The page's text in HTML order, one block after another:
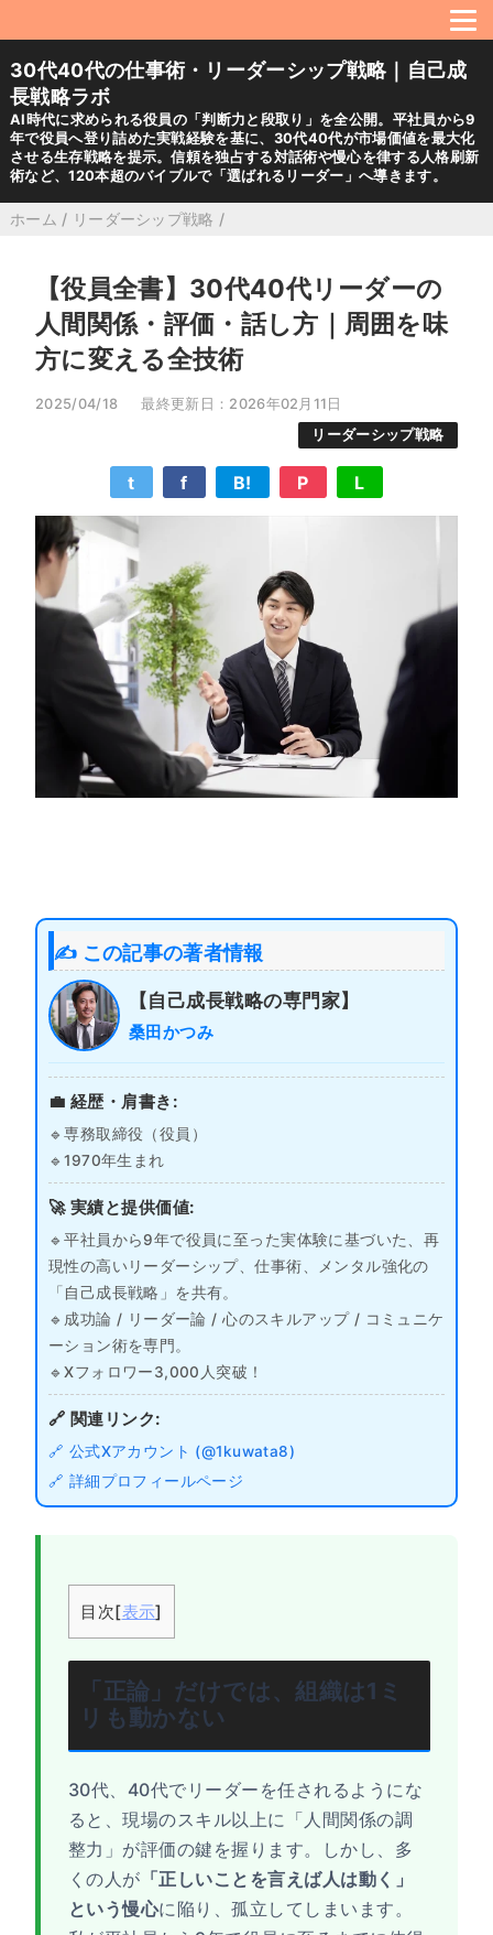
30代40代の仕事術・リーダーシップ戦略｜自己成
長戦略ラボ
AI時代に求められる役員の「判断力と段取り」を全公開。平社員から9
年で役員へ登り詰めた実戦経験を基に、30代40代が市場価値を最大化
させる生存戦略を提示。信頼を独占する対話術や慢心を律する人格刷新
術など、120本超のバイブルで「選ばれるリーダー」へ導きます。
ホーム / リーダーシップ戦略 /
【役員全書】30代40代リーダーの
人間関係・評価・話し方｜周囲を味
方に変える全技術
2025/04/18
最終更新日：2026年02月11日
リーダーシップ戦略
t f B! P L
✍️ この記事の著者情報
【自己成長戦略の専門家】
桑田かつみ
💼 経歴・肩書き:
🔹専務取締役（役員）
🔹1970年生まれ
🚀 実績と提供価値:
🔹平社員から9年で役員に至った実体験に基づいた、再
現性の高いリーダーシップ、仕事術、メンタル強化の
「自己成長戦略」を共有。
🔹成功論 / リーダー論 / 心のスキルアップ / コミュニケ
ーション術を専門。
🔹Xフォロワー3,000人突破！
🔗 関連リンク:
🔗 公式Xアカウント (@1kuwata8)
🔗 詳細プロフィールページ
目次[表示]
「正論」だけでは、組織は1ミ
リも動かない
30代、40代でリーダーを任されるようにな
ると、現場のスキル以上に「人間関係の調
整力」が評価の鍵を握ります。しかし、多
くの人が 「正しいことを言えば人は動く」
という慢心に陥り、孤立してしまいます。